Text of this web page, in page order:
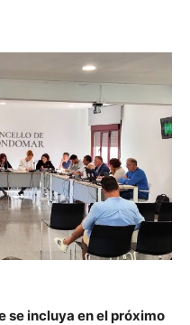
se incluya en el próximo